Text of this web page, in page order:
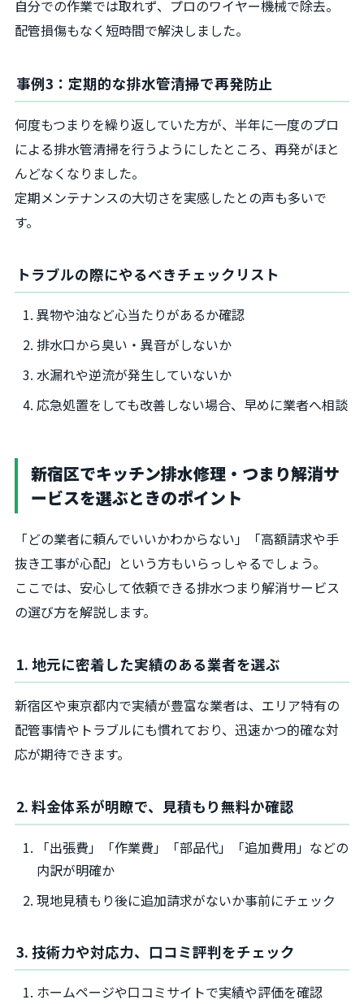
自分での作業では取れず、プロのワイヤー機械で除去。
配管損傷もなく短時間で解決しました。
事例3：定期的な排水管清掃で再発防止
何度もつまりを繰り返していた方が、半年に一度のプロ
による排水管清掃を行うようにしたところ、再発がほと
んどなくなりました。
定期メンテナンスの大切さを実感したとの声も多いで
す。
トラブルの際にやるべきチェックリスト
異物や油など心当たりがあるか確認
排水口から臭い・異音がしないか
水漏れや逆流が発生していないか
応急処置をしても改善しない場合、早めに業者へ相談
新宿区でキッチン排水修理・つまり解消サ
ービスを選ぶときのポイント
「どの業者に頼んでいいかわからない」「高額請求や手
抜き工事が心配」という方もいらっしゃるでしょう。
ここでは、安心して依頼できる排水つまり解消サービス
の選び方を解説します。
1. 地元に密着した実績のある業者を選ぶ
新宿区や東京都内で実績が豊富な業者は、エリア特有の
配管事情やトラブルにも慣れており、迅速かつ的確な対
応が期待できます。
2. 料金体系が明瞭で、見積もり無料か確認
「出張費」「作業費」「部品代」「追加費用」などの
内訳が明確か
現地見積もり後に追加請求がないか事前にチェック
3. 技術力や対応力、口コミ評判をチェック
ホームページや口コミサイトで実績や評価を確認